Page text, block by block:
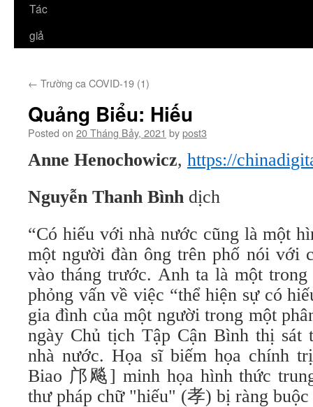
Tác
giả
← Trường ca COVID-19 (1)
Quảng Biểu: Hiếu
Posted on 20 Tháng Bảy, 2021 bypost3
Anne Henochowicz, https://
Nguyễn Thanh Bình dịch
“Có hiếu với nhà nước cũng là một
một người đàn ông trên phố nói với
vào tháng trước. Anh ta là một
phỏng vấn về việc “thể hiện sự có
gia đình của một người trong một
ngày Chủ tịch Tập Cận Bình thị sát
nhà nước. Họa sĩ biếm họa chính
Biao 邝飚] minh họa hình thức
thư pháp chữ "hiếu" (孝) bị ràng buộc